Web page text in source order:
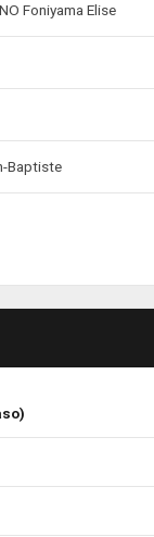
Foniyama Elise
Baptiste